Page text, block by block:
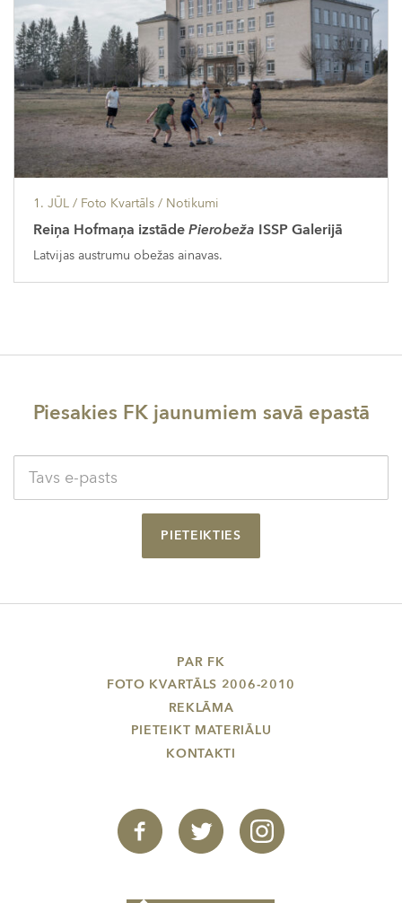
1. JŪL / Foto Kvartāls / Notikumi
Reiņa Hofmaņa izstādePierobeža ISSP Galerijā
Latvijas austrumu obežas ainavas.
Piesakies FK jaunumiem savā epastā
PIETEIKTIES
PAR FK
FOTO KVARTĀLS 2006-2010
REKLĀMA
PIETEIKT MATERIĀLU
KONTAKTI